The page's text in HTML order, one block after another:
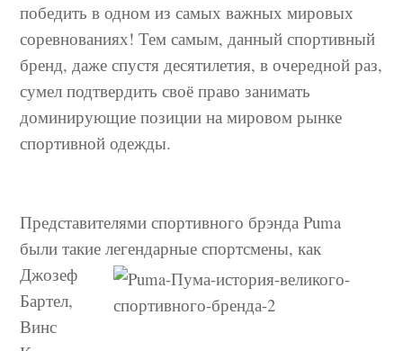
победить в одном из самых важных мировых
соревнованиях! Тем самым, данный спортивный
бренд, даже спустя десятилетия, в очередной раз,
сумел подтвердить своё право занимать
доминирующие позиции на мировом рынке
спортивной одежды.
Представителями спортивного брэнда Puma
были такие легендарные спортсмены, как
Джозеф
Бартел,
Винс